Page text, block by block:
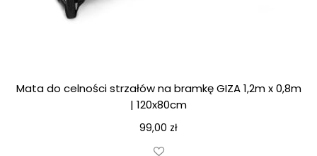
Mata do celności strzałów na bramkę GIZA 1,2m x 0,8m
| 120x80cm
99,00 zł